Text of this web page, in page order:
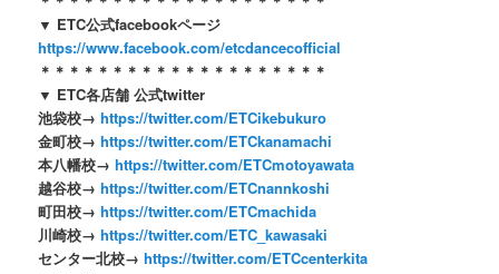
▼ ETC公式facebookページ
https://www.facebook.com/etcdancecofficial
＊＊＊＊＊＊＊＊＊＊＊＊＊＊＊＊＊＊＊＊
▼ ETC各店舗 公式twitter
池袋校→https://twitter.com/ETCikebukuro
金町校→ https://twitter.com/ETCkanamachi
本八幡校→https://twitter.com/ETCmotoyawata
越谷校→ https://twitter.com/ETCnannkoshi
町田校→https://twitter.com/ETCmachida
川崎校→https://twitter.com/ETC_kawasaki
センター北校→ https://twitter.com/ETCcenterkita